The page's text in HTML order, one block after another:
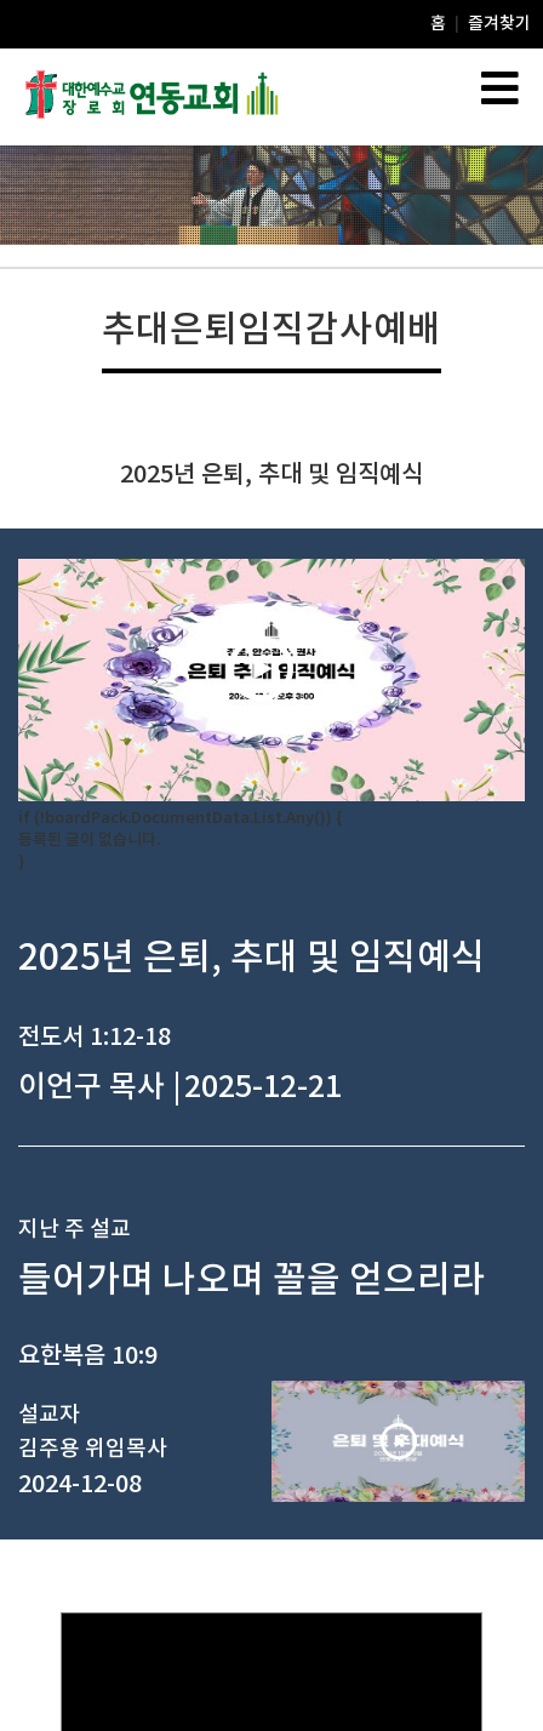
홈 즐겨찾기
추대은퇴임직감사예배
2025년 은퇴, 추대 및 임직예식
if (!boardPack.DocumentData.List.Any()) {
등록된 글이 없습니다.
}
2025년 은퇴, 추대 및 임직예식
전도서 1:12-18
이언구 목사 | 2025-12-21
지난 주 설교
들어가며 나오며 꼴을 얻으리라
요한복음 10:9
설교자
김주용 위임목사
2024-12-08